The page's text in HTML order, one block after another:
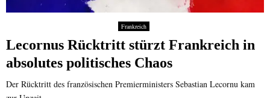
Frankreich
Lecornus Rücktritt stürzt Frankreich in
absolutes politisches Chaos
Der Rücktritt des französischen Premierministers Sebastian Lecornu kam